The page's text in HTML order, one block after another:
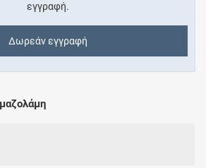
εγγραφή.
Δωρεάν εγγραφή